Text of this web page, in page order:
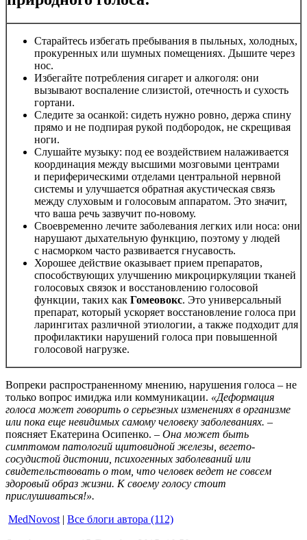
Старайтесь избегать пребывания в пыльных, холодных,
прокуренных или шумных помещениях. Дышите через
нос.
Избегайте потребления сигарет и алкоголя: они
вызывают воспаление слизистой, отечность и сухость
гортани.
Следите за осанкой: сидеть нужно ровно, держа спину
прямо и не подпирая рукой подбородок, не скрещивая
ноги.
Слушайте музыку: под ее воздействием налаживается
координация между высшими мозговыми центрами
и периферическими отделами центральной нервной
системы и улучшается обратная акустическая связь
между слуховым и голосовым аппаратом. Это значит,
что ваша речь зазвучит по-новому.
Своевременно лечите заболевания легких или носа: они
нарушают дыхательную функцию, поэтому у людей
с насморком часто развивается гнусавость.
Хорошее действие оказывает прием препаратов,
способствующих улучшению микроциркуляции тканей
голосовых связок и восстановлению голосовой
функции, таких как Гомеовокс. Это универсальный
препарат, который ускоряет восстановление голоса при
ларингитах различной этиологии, а также подходит для
профилактики нарушений голоса при повышенной
голосовой нагрузке.
Вопреки распространенному мнению, нарушения голоса – не
только вопрос имиджа или коммуникации. «Деформация
голоса может говорить о серьезных изменениях в организме
или пока еще невидимых самому человеку заболеваниях. –
поясняет Екатерина Осипенко. – Она может быть
симптомом патологий щитовидной железы, вегето-
сосудистой дистонии, психогенных заболеваний или
свидетельствовать о том, что человек ведет не совсем
здоровый образ жизни. К своему голосу стоит
прислушиваться!».
MedNovost | Все блоги автора (112)